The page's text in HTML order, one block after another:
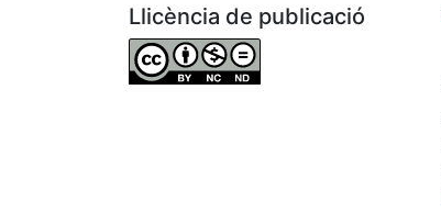
Llicència de publicació